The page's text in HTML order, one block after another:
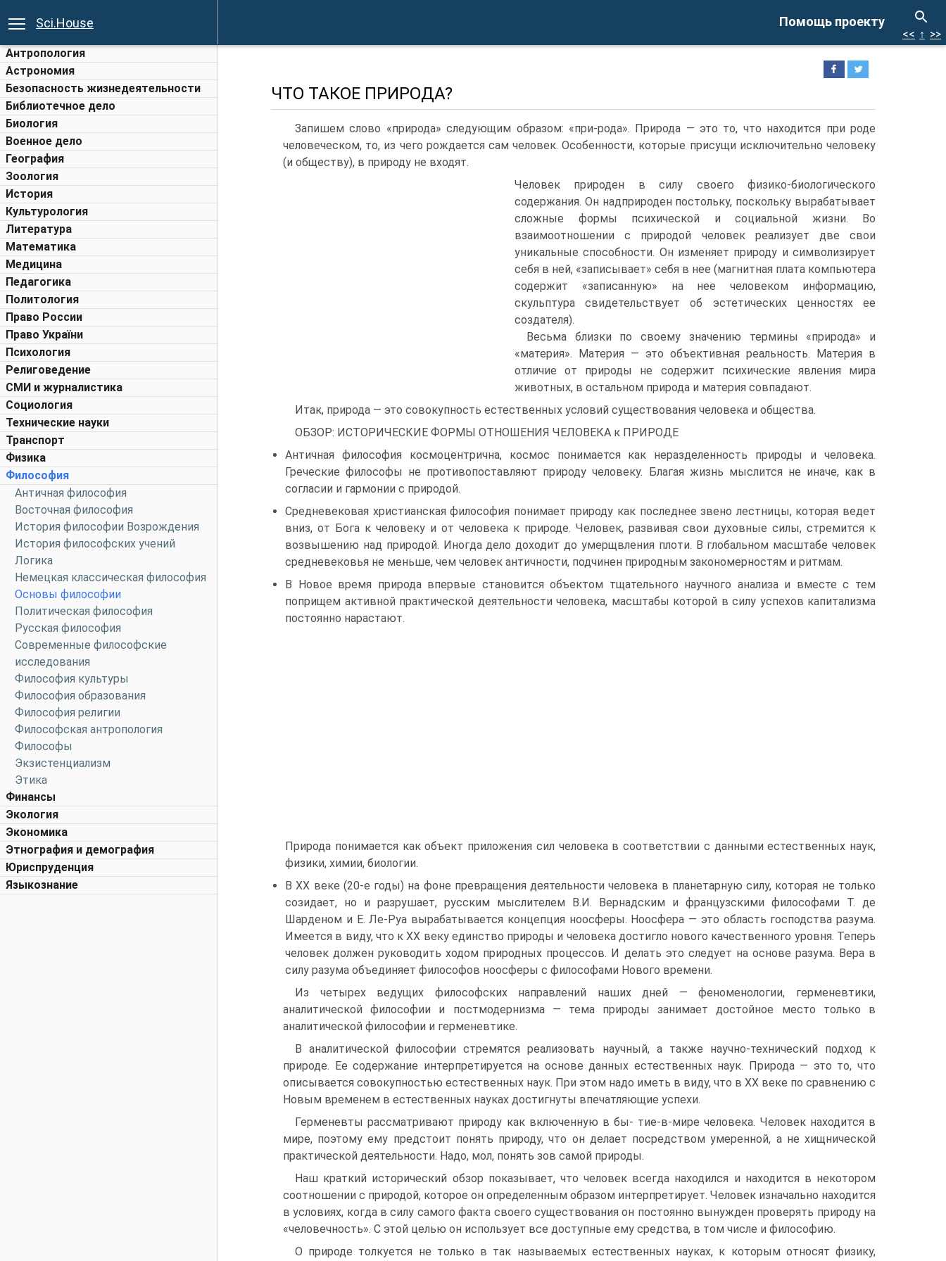
Помощь проекту
Sci.House
Антропология
Астрономия
Безопасность жизнедеятельности
Библиотечное дело
Биология
Военное дело
География
Зоология
История
Культурология
Литература
Математика
Медицина
Педагогика
Политология
Право России
Право України
Психология
Религоведение
СМИ и журналистика
Социология
Технические науки
Транспорт
Физика
Философия
Античная философия
Восточная философия
История философии Возрождения
История философских учений
Логика
Немецкая классическая философия
Основы философии
Политическая философия
Русская философия
Современные философские
исследования
Философия культуры
Философия образования
Философия религии
Философская антропология
Философы
Экзистенциализм
Этика
Финансы
Экология
Экономика
Этнография и демография
Юриспруденция
Языкознание
<< ↑ >>
ЧТО ТАКОЕ ПРИРОДА?
Запишем слово «природа» следующим образом: «при-рода». Природа — это то, что находится при роде
человеческом, то, из чего рождается сам человек. Особенности, которые присущи исключительно человеку
(и обществу), в природу не входят.
Человек природен в силу своего физико-биологического
содержания. Он надприроден постольку, поскольку вырабатывает
сложные формы психической и социальной жизни. Во
взаимоотношении с природой человек реализует две свои
уникальные способности. Он изменяет природу и символизирует
себя в ней, «записывает» себя в нее (магнитная плата компьютера
содержит «записанную» на нее человеком информацию,
скульптура свидетельствует об эстетических ценностях ее
создателя).
Весьма близки по своему значению термины «природа» и
«материя». Материя — это объективная реальность. Материя в
отличие от природы не содержит психические явления мира
животных, в остальном природа и материя совпадают.
Итак, природа — это совокупность естественных условий существования человека и общества.
ОБЗОР: ИСТОРИЧЕСКИЕ ФОРМЫ ОТНОШЕНИЯ ЧЕЛОВЕКА к ПРИРОДЕ
Античная философия космоцентрична, космос понимается как неразделенность природы и человека.
Греческие философы не противопоставляют природу человеку. Благая жизнь мыслится не иначе, как в
согласии и гармонии с природой.
Средневековая христианская философия понимает природу как последнее звено лестницы, которая ведет
вниз, от Бога к человеку и от человека к природе. Человек, развивая свои духовные силы, стремится к
возвышению над природой. Иногда дело доходит до умерщвления плоти. В глобальном масштабе человек
средневековья не меньше, чем человек античности, подчинен природным закономерностям и ритмам.
В Новое время природа впервые становится объектом тщательного научного анализа и вместе с тем
поприщем активной практической деятельности человека, масштабы которой в силу успехов капитализма
постоянно нарастают.
Природа понимается как объект приложения сил человека в соответствии с данными естественных наук,
физики, химии, биологии.
В XX веке (20-е годы) на фоне превращения деятельности человека в планетарную силу, которая не только
созидает, но и разрушает, русским мыслителем В.И. Вернадским и французскими философами Т. де
Шарденом и Е. Ле-Руа вырабатывается концепция ноосферы. Ноосфера — это область господства разума.
Имеется в виду, что к XX веку единство природы и человека достигло нового качественного уровня. Теперь
человек должен руководить ходом природных процессов. И делать это следует на основе разума. Вера в
силу разума объединяет философов ноосферы с философами Нового времени.
Из четырех ведущих философских направлений наших дней — феноменологии, герменевтики,
аналитической философии и постмодернизма — тема природы занимает достойное место только в
аналитической философии и герменевтике.
В аналитической философии стремятся реализовать научный, а также научно-технический подход к
природе. Ее содержание интерпретируется на основе данных естественных наук. Природа — это то, что
описывается совокупностью естественных наук. При этом надо иметь в виду, что в XX веке по сравнению с
Новым временем в естественных науках достигнуты впечатляющие успехи.
Герменевты рассматривают природу как включенную в бы- тие-в-мире человека. Человек находится в
мире, поэтому ему предстоит понять природу, что он делает посредством умеренной, а не хищнической
практической деятельности. Надо, мол, понять зов самой природы.
Наш краткий исторический обзор показывает, что человек всегда находился и находится в некотором
соотношении с природой, которое он определенным образом интерпретирует. Человек изначально находится
в условиях, когда в силу самого факта своего существования он постоянно вынужден проверять природу на
«человечность». С этой целью он использует все доступные ему средства, в том числе и философию.
О природе толкуется не только в так называемых естественных науках, к которым относят физику,